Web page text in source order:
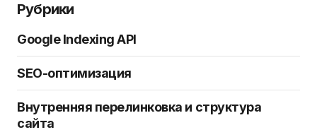
Рубрики
Google Indexing API
SEO-оптимизация
Внутренняя перелинковка и структура
сайта